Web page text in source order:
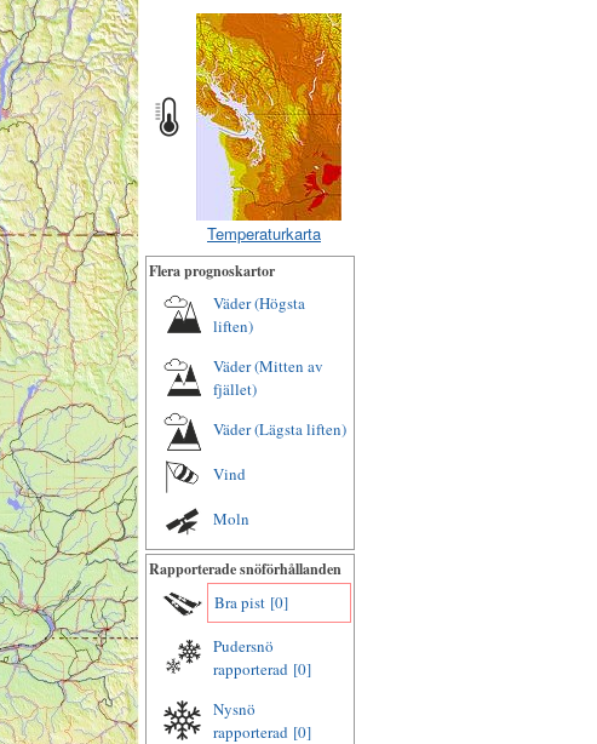
Temperaturkarta
Flera prognoskartor
Väder (Högsta
liften)
Väder (Mitten av
fjället)
Väder (Lägsta liften)
Vind
Moln
Rapporterade snöförhållanden
Bra pist [0]
Pudersnö
rapporterad [0]
Nysnö
rapporterad [0]